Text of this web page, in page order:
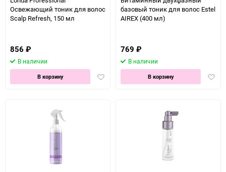
Освежающий тоник для волос
Scalp Refresh, 150 мл
856 ₽
В наличии
Добавить
В корзину
базовый тоник для волос Estel
AIREX (400 мл)
769 ₽
В наличии
В корзину